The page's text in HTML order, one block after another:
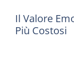
Il Valore
Più Costosi